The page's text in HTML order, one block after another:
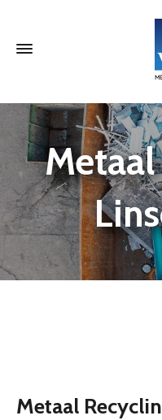
Metaal